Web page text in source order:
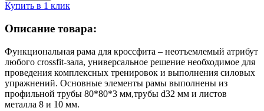
Купить в 1 клик
Описание товара:
Функциональная рама для кроссфита – неотъемлемый атрибут
любого crossfit-зала, универсальное решение необходимое для
проведения комплексных тренировок и выполнения силовых
упражнений. Основные элементы рамы выполнены из
профильной трубы 80*80*3 мм,трубы d32 мм и листов
металла 8 и 10 мм.